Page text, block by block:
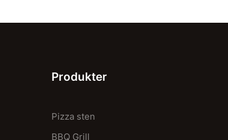
Produkter
Pizza sten
BBQ Grill